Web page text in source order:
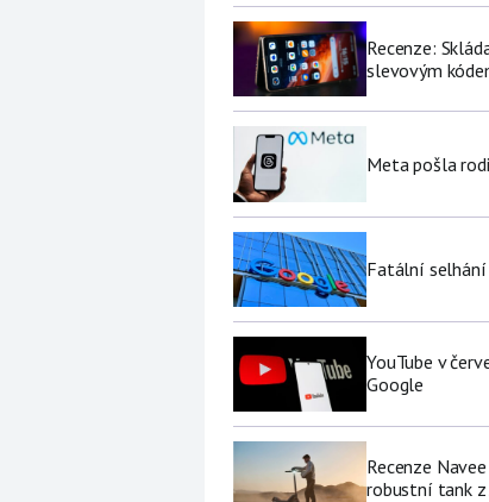
Recenze:
slevovým
Meta pošla
Fatální selhání
YouTube v
Google
Recenze
robustní tank z